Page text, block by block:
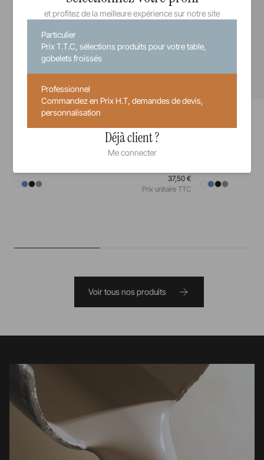
Equinoxe
Assiette
37,50 €
Prix unitaire TTC
Voir tous nos produits
et profitez de la meilleure expérience sur notre site
Particulier
Prix T.T.C, sélections produits pour votre table,
gobelets froissés
Professionnel
Commandez en Prix H.T, demandes de devis,
personnalisation
Déjà client ?
Me connecter